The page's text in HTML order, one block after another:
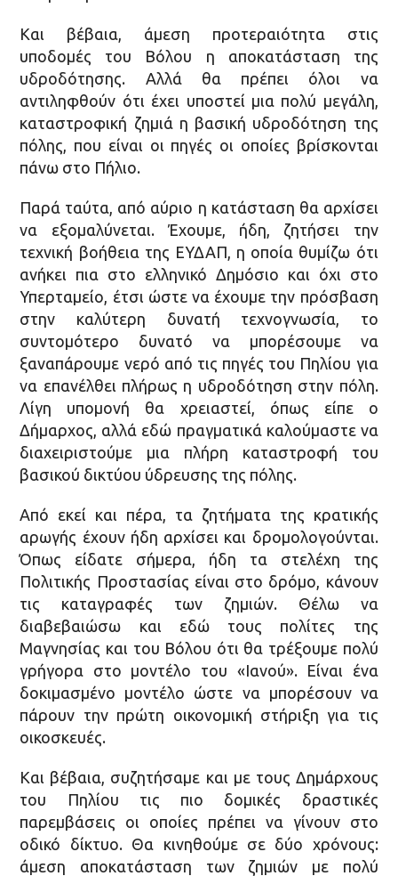
Και βέβαια, άμεση προτεραιότητα στις
υποδομές του Βόλου η αποκατάσταση της
υδροδότησης. Αλλά θα πρέπει όλοι να
αντιληφθούν ότι έχει υποστεί μια πολύ μεγάλη,
καταστροφική ζημιά η βασική υδροδότηση της
πόλης, που είναι οι πηγές οι οποίες βρίσκονται
πάνω στο Πήλιο.
Παρά ταύτα, από αύριο η κατάσταση θα αρχίσει
να εξομαλύνεται. Έχουμε, ήδη, ζητήσει την
τεχνική βοήθεια της ΕΥΔΑΠ, η οποία θυμίζω ότι
ανήκει πια στο ελληνικό Δημόσιο και όχι στο
Υπερταμείο, έτσι ώστε να έχουμε την πρόσβαση
στην καλύτερη δυνατή τεχνογνωσία, το
συντομότερο δυνατό να μπορέσουμε να
ξαναπάρουμε νερό από τις πηγές του Πηλίου για
να επανέλθει πλήρως η υδροδότηση στην πόλη.
Λίγη υπομονή θα χρειαστεί, όπως είπε ο
Δήμαρχος, αλλά εδώ πραγματικά καλούμαστε να
διαχειριστούμε μια πλήρη καταστροφή του
βασικού δικτύου ύδρευσης της πόλης.
Από εκεί και πέρα, τα ζητήματα της κρατικής
αρωγής έχουν ήδη αρχίσει και δρομολογούνται.
Όπως είδατε σήμερα, ήδη τα στελέχη της
Πολιτικής Προστασίας είναι στο δρόμο, κάνουν
τις καταγραφές των ζημιών. Θέλω να
διαβεβαιώσω και εδώ τους πολίτες της
Μαγνησίας και του Βόλου ότι θα τρέξουμε πολύ
γρήγορα στο μοντέλο του «Ιανού». Είναι ένα
δοκιμασμένο μοντέλο ώστε να μπορέσουν να
πάρουν την πρώτη οικονομική στήριξη για τις
οικοσκευές.
Και βέβαια, συζητήσαμε και με τους Δημάρχους
του Πηλίου τις πιο δομικές δραστικές
παρεμβάσεις οι οποίες πρέπει να γίνουν στο
οδικό δίκτυο. Θα κινηθούμε σε δύο χρόνους:
άμεση αποκατάσταση των ζημιών με πολύ